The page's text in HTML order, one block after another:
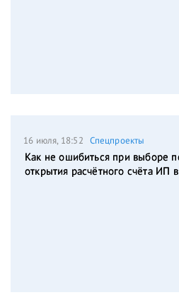
16 июля, 18:52 Спецпроекты
Как не ошибиться при выборе
открытия расчётного счёта ИП